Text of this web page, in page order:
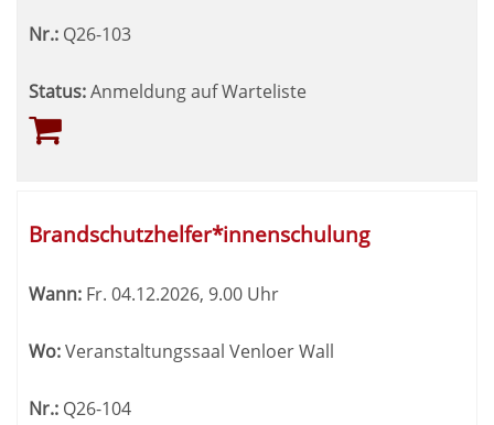
Nr.: Q26-103
Status:Anmeldung auf Warteliste
Brandschutzhelfer*innenschulung
Wann: Fr. 04.12.2026, 9.00 Uhr
Wo:Veranstaltungssaal Venloer Wall
Nr.: Q26-104